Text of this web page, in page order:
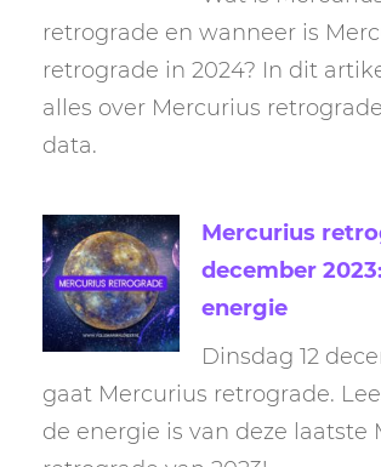
retrograde en wanneer is
retrograde in 2024? In dit
alles over Mercurius
data.
Mercurius
december
energie
Dinsdag 12
gaat Mercurius retrograde.
de energie is van deze laatste